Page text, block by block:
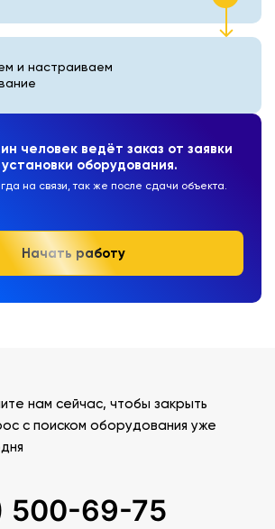
человек ведёт заказ от заявки
оборудования.
на связи, так же после сдачи объекта.
Начать работу
и настраиваем
нам сейчас, чтобы закрыть
с поиском оборудования уже
500-69-75